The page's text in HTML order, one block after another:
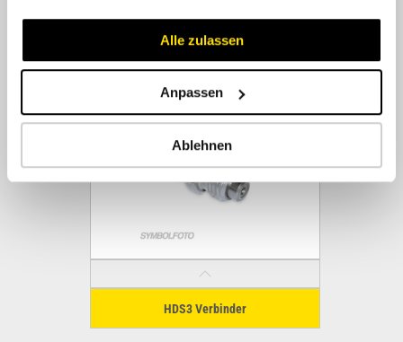
Alle zulassen
Anpassen
Ablehnen
HDS3DIR
HDS3 Verbinder